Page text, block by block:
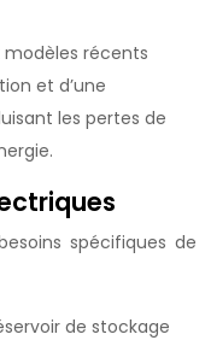
récents
et d’une
les pertes de
spécifiques de
de stockage